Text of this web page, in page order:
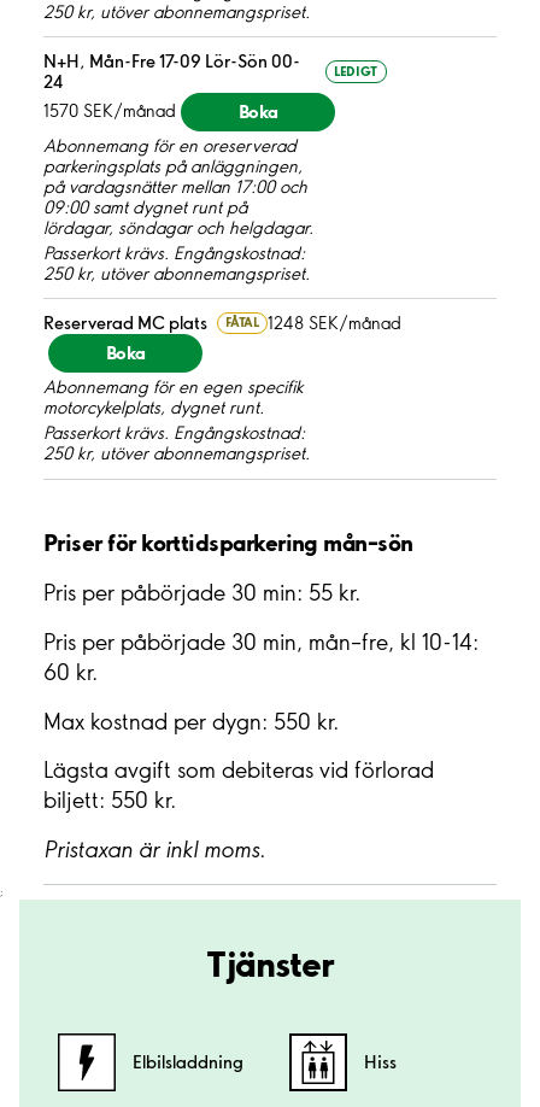
250 kr, utöver abonnemangspriset.
N+H, Mån-Fre 17-09 Lör-Sön 00-
24
LEDIGT
1570 SEK/månad Boka
Abonnemang för en oreserverad
parkeringsplats på anläggningen,
på vardagsnätter mellan 17:00 och
09:00 samt dygnet runt på
lördagar, söndagar och helgdagar.
Passerkort krävs. Engångskostnad:
250 kr, utöver abonnemangspriset.
Reserverad MC plats FÅTAL 1248 SEK/månad
Boka
Abonnemang för en egen specifik
motorcykelplats, dygnet runt.
Passerkort krävs. Engångskostnad:
250 kr, utöver abonnemangspriset.
Priser för korttidsparkering mån–sön
Pris per påbörjade 30 min: 55 kr.
Pris per påbörjade 30 min, mån–fre, kl 10-14:
60 kr.
Max kostnad per dygn: 550 kr.
Lägsta avgift som debiteras vid förlorad
biljett: 550 kr.
Pristaxan är inkl moms.
;
Tjänster
Elbilsladdning Hiss